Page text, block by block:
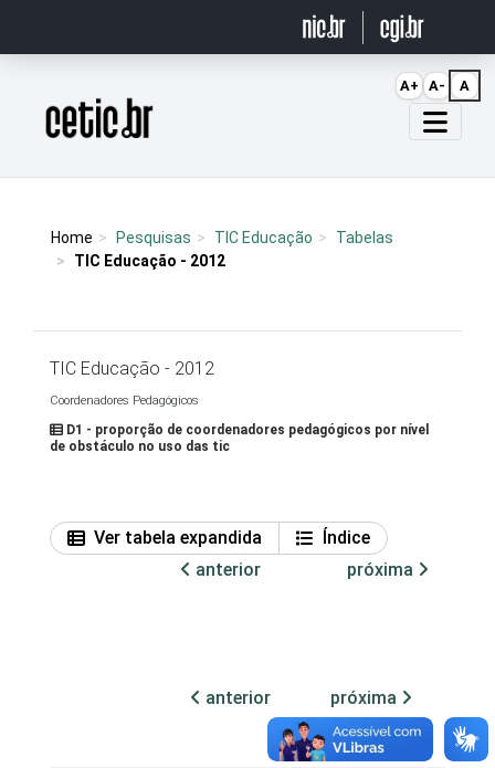
Página inicial
Home Pesquisas TIC Educação
Tabelas
TIC Educação - 2012
TIC Educação - 2012
Coordenadores Pedagógicos
D1 - proporção de coordenadores pedagógicos por nível
de obstáculo no uso das tic
Ver tabela expandida
Índice
anterior
próxima
anterior próxima
A+ A- A